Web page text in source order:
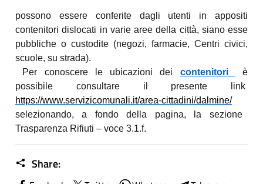
possono essere conferite dagli utenti in appositi
contenitori dislocati in varie aree della città, siano esse
pubbliche o custodite (negozi, farmacie, Centri civici,
scuole, su strada).
Per conoscere le ubicazioni dei
contenitori
è
possibile consultare il presente link
https://www.servizicomunali.it/area-cittadini/dalmine/
selezionando, a fondo della pagina, la sezione
Trasparenza Rifiuti – voce 3.1.f.
Share: